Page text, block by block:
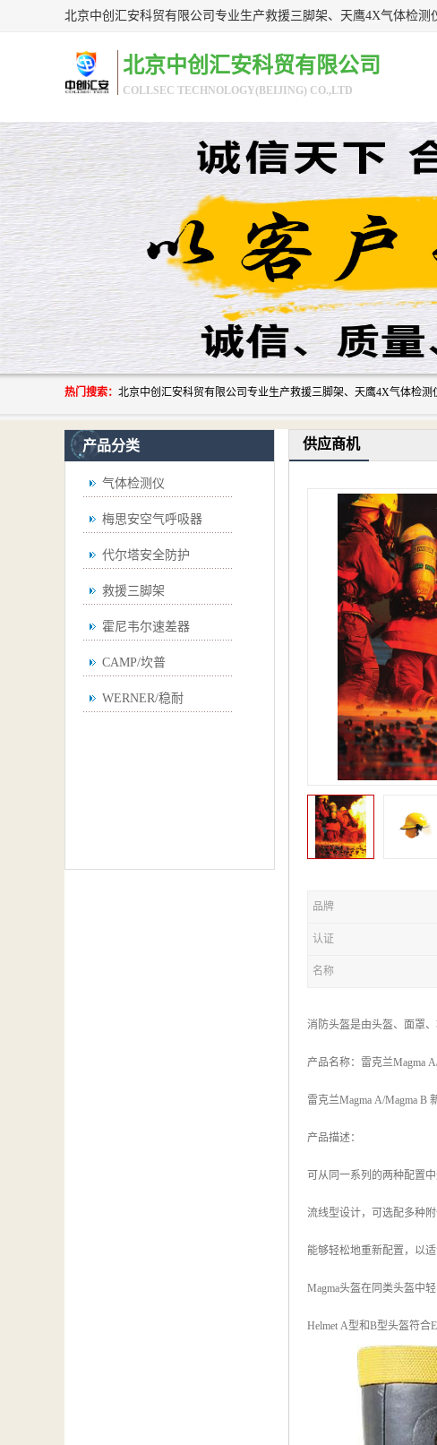
北京中创汇安科贸有限公司
COLLSEC TECHNOLOGY(BEIJING) CO.,LTD
热门搜索：
产品分类
气体检测仪
梅思安空气呼吸器
代尔塔安全防护
救援三脚架
霍尼韦尔速差器
CAMP/坎普
WERNER/稳耐
供应商机
品牌
认证
名称
消防头盔是由头盔、面罩
产品名称：雷克兰Magma
雷克兰Magma A/Magma B
产品描述：
可从同一系列的两种配置
流线型设计，可选配多种附
能够轻松地重新配置，以适
Magma头盔在同类头盔中轻
Helmet A型和B型头盔符合